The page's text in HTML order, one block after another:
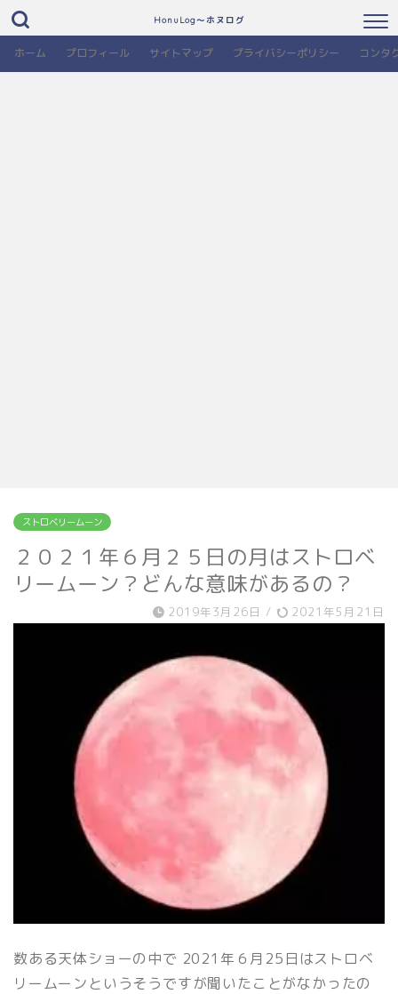
HonuLog～ホヌログ
ホーム プロフィール サイトマップ プライバシーポリシー コンタ
ストロベリームーン
２０２１年６月２５日の月はストロベ
リームーン？どんな意味があるの？
2019年3月26日 / 2021年5月21日
数ある天体ショーの中で 2021年６月25日はストロベ
リームーンというそうですが聞いたことがなかったの